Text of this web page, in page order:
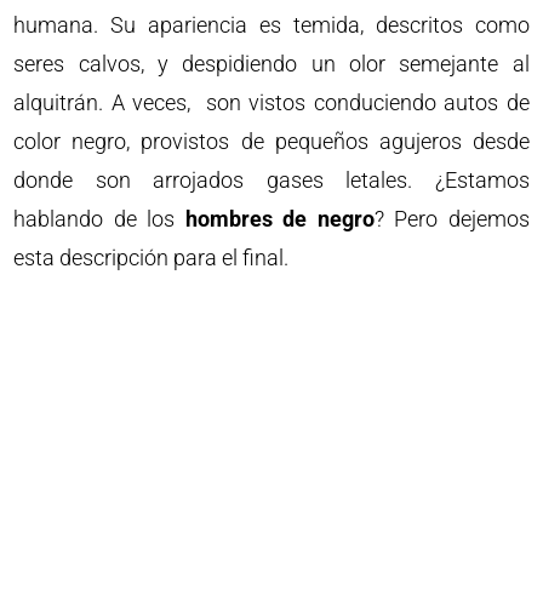
humana. Su apariencia es temida, descritos como
seres calvos, y despidiendo un olor semejante al
alquitrán. A veces, son vistos conduciendo autos de
color negro, provistos de pequeños agujeros desde
donde son arrojados gases letales. ¿Estamos
hablando de los hombres de negro? Pero dejemos
esta descripción para el final.